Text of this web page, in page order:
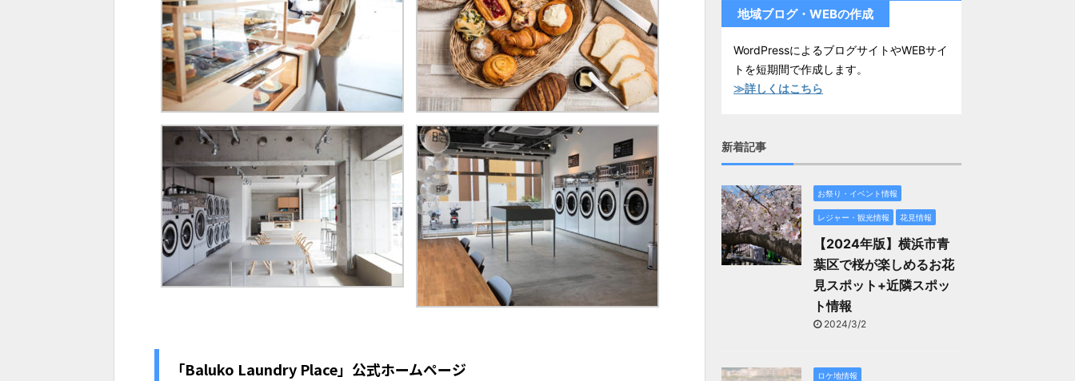
「Baluko Laundry Place」公式ホームページ
地域ブログ・WEBの作成
WordPressによるブログサイトやWEBサイ
トを短期間で作成します。
≫詳しくはこちら
新着記事
お祭り・イベント情報
レジャー・観光情報 花見情報
【2024年版】横浜市青
葉区で桜が楽しめるお花
見スポット+近隣スポッ
ト情報
2024/3/2
ロケ地情報